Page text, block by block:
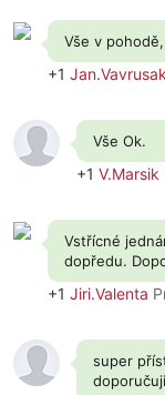
Vše v
+1 Jan.Vavrusak
Vše Ok.
+1 V.Marsik
Vstřícné
dopředu.
+1 Jiri.Valenta
super
doporučuji